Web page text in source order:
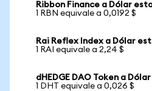
Ribbon Finance a Dólar
1 RBN equivale a 0,0192 $
Rai Reflex Index a Dólar
1 RAI equivale a 2,24 $
dHEDGE DAO Token a
1 DHT equivale a 0,026 $